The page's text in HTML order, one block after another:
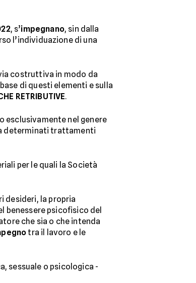
, s’impegnano, sin dalla
l’individuazione di una
costruttiva in modo da
di questi elementi e sulla
RETRIBUTIVE.
nel genere
determinati trattamenti
per le quali la Società
desideri, la propria
benessere psicofisico del
che sia o che intenda
tra il lavoro e le
sessuale o psicologica -